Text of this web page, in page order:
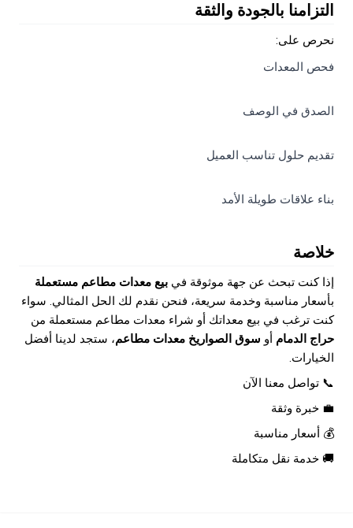
التزامنا بالجودة والثقة
نحرص على:
فحص المعدات
الصدق في الوصف
تقديم حلول تناسب العميل
بناء علاقات طويلة الأمد
خلاصة
إذا كنت تبحث عن جهة موثوقة في بيع معدات مطاعم مستعملة
بأسعار مناسبة وخدمة سريعة، فنحن نقدم لك الحل المثالي. سواء
كنت ترغب في بيع معداتك أو شراء معدات مطاعم مستعملة من
حراج الدمام أو سوق الصواريخ معدات مطاعم، ستجد لدينا أفضل
الخيارات.
📞 تواصل معنا الآن
💼 خبرة وثقة
💰 أسعار مناسبة
🚚 خدمة نقل متكاملة